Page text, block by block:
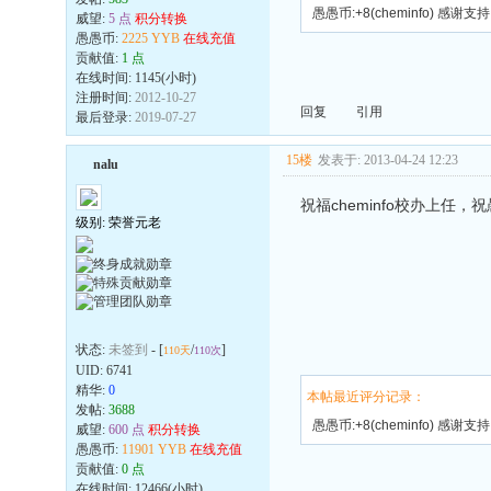
威望: 5 点 积分转换
愚愚币: 2225 YYB 在线充值
贡献值: 1 点
在线时间: 1145(小时)
注册时间: 2012-10-27
最后登录: 2019-07-27
愚愚币:+8(cheminfo) 感谢支持
回复 引用
nalu
级别: 荣誉元老
状态: 未签到 - [110天/110次]
UID: 6741
精华: 0
发帖: 3688
威望: 600 点 积分转换
愚愚币: 11901 YYB 在线充值
贡献值: 0 点
15楼 发表于: 2013-04-24 12:23
祝福cheminfo校办上任，祝
本帖最近评分记录：
愚愚币:+8(cheminfo) 感谢支持